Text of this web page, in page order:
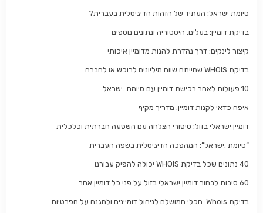
סיומת ישראל: העתיד של הזהות הדיגיטלית בעברית?
בדיקת דומיין: בעלים, היסטוריה ונתונים נוספים
קיצור לינקים: דרך נהדרת להנות מדומיין איכותי
בדיקת WHOIS שהייתה שווה מיליונים לרוכש או לחברה
10 פעולות לאחר רכישת דומיין עם סיומת .ישראל
איפה כדאי לקנות דומיין: מדריך מקיף
דומיין ישראלי בזול: סיפורי הצלחה עם השפעה חברתית וכלכלית
“סיומת .ישראל”: המהפכה הדיגיטלית בשפה העברית
40 נתונים שכל בדיקת WHOIS יכולה להפיק עבורנו
60 סיבות לבחור דומיין ישראלי בזול על פני כל דומיין אחר
בדיקת Whois: הכלי המושלם לניהול דומיינים ולהגנה על הפרטיות